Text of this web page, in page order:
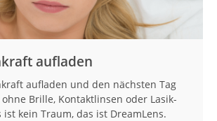
aufladen
aufladen und den nächsten Tag
Brille, Kontaktlinsen oder Lasik-
ist kein Traum, das ist DreamLens.